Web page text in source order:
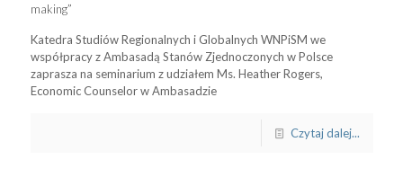
making”
Katedra Studiów Regionalnych i Globalnych WNPiSM we
współpracy z Ambasadą Stanów Zjednoczonych w Polsce
zaprasza na seminarium z udziałem Ms. Heather Rogers,
Economic Counselor w Ambasadzie
Czytaj dalej...